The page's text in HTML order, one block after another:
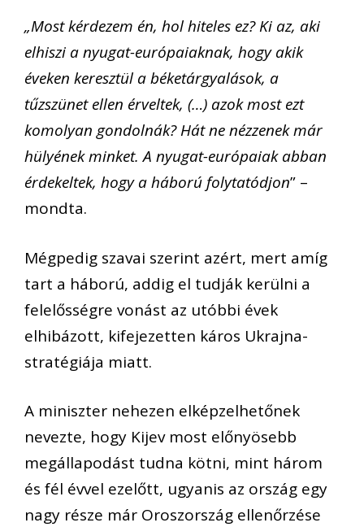
„Most kérdezem én, hol hiteles ez? Ki az, aki
elhiszi a nyugat-európaiaknak, hogy akik
éveken keresztül a béketárgyalások, a
tűzszünet ellen érveltek, (…) azok most ezt
komolyan gondolnák? Hát ne nézzenek már
hülyének minket. A nyugat-európaiak abban
érdekeltek, hogy a háború folytatódjon” –
mondta.
Mégpedig szavai szerint azért, mert amíg
tart a háború, addig el tudják kerülni a
felelősségre vonást az utóbbi évek
elhibázott, kifejezetten káros Ukrajna-
stratégiája miatt.
A miniszter nehezen elképzelhetőnek
nevezte, hogy Kijev most előnyösebb
megállapodást tudna kötni, mint három
és fél évvel ezelőtt, ugyanis az ország egy
nagy része már Oroszország ellenőrzése